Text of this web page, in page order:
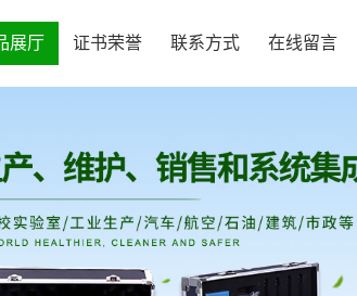
展厅 证书荣誉 联系方式 在线留言